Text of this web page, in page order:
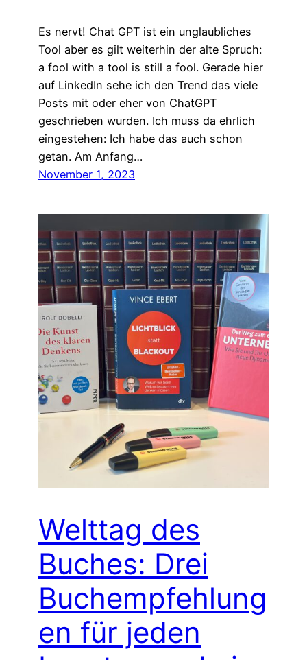
Es nervt! Chat GPT ist ein unglaubliches
Tool aber es gilt weiterhin der alte Spruch:
a fool with a tool is still a fool. Gerade hier
auf LinkedIn sehe ich den Trend das viele
Posts mit oder eher von ChatGPT
geschrieben wurden. Ich muss da ehrlich
eingestehen: Ich habe das auch schon
getan. Am Anfang…
November 1, 2023
Welttag des
Buches: Drei
Buchempfehlung
en für jeden